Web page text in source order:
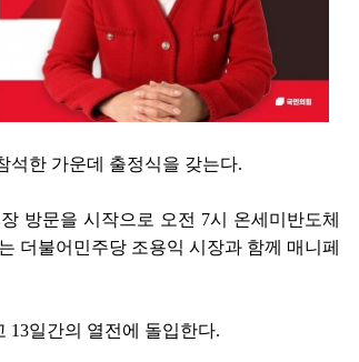
석한 가운데 출정식을 갖는다.
방문을 시작으로 오전 7시 온세미반도체
더불어민주당 조용익 시장과 함께 매니페
13일간의 열전에 돌입한다.